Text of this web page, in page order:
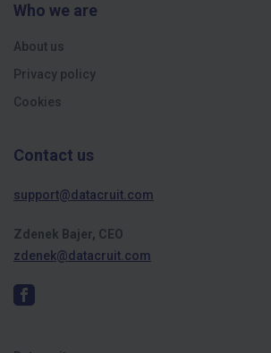
Who we are
About us
Privacy policy
Cookies
Contact us
support@datacruit.com
Zdenek Bajer, CEO
zdenek@datacruit.com